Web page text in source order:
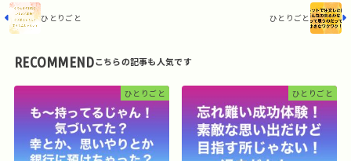
ひとりごと ひとりごと
RECOMMEND
ひとりごと ひとりごと